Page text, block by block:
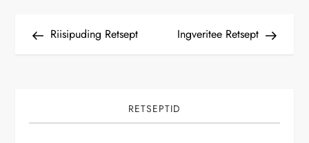
N
PreviousRiisipuding Retsept
Next
Ingveritee Retsept
RETSEPTID